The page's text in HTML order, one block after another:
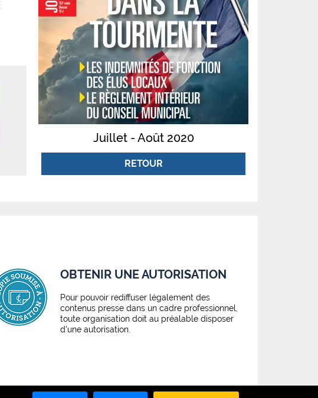
Juillet - Août 2020
RETOUR
OBTENIR UNE AUTORISATION
Pour pouvoir rediffuser légalement des
contenus presse dans un cadre professionnel,
toute organisation doit au préalable disposer
d'une autorisation.